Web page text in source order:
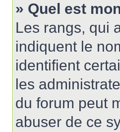
» Quel est
Les rangs, qui
indiquent le
identifient
les
du forum peut
abuser de ce